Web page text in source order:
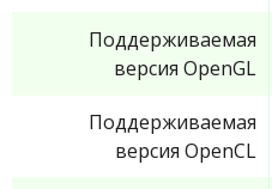
Поддерживаемая
версия OpenGL
Поддерживаемая
версия OpenCL